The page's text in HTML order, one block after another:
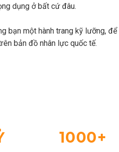
dụng ở bất cứ đâu.
bạn một hành trang kỹ lưỡng,
bản đồ nhân lực quốc tế.
1000+